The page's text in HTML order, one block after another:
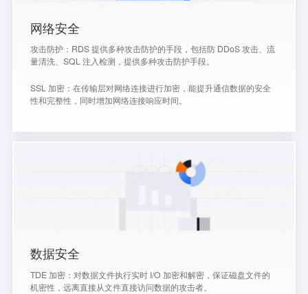
网络安全
攻击防护：RDS 提供多种攻击防护的手段，包括防 DDoS 攻击、流
量清洗、SQL 注入检测，提供多种攻击防护手段。
SSL 加密：在传输层对网络连接进行加密，能提升通信数据的安全
性和完整性，同时增加网络连接响应时间。
数据安全
TDE 加密：对数据文件执行实时 I/O 加密和解密，保证磁盘文件的
机密性，远离直接从文件直接访问数据的攻击者。